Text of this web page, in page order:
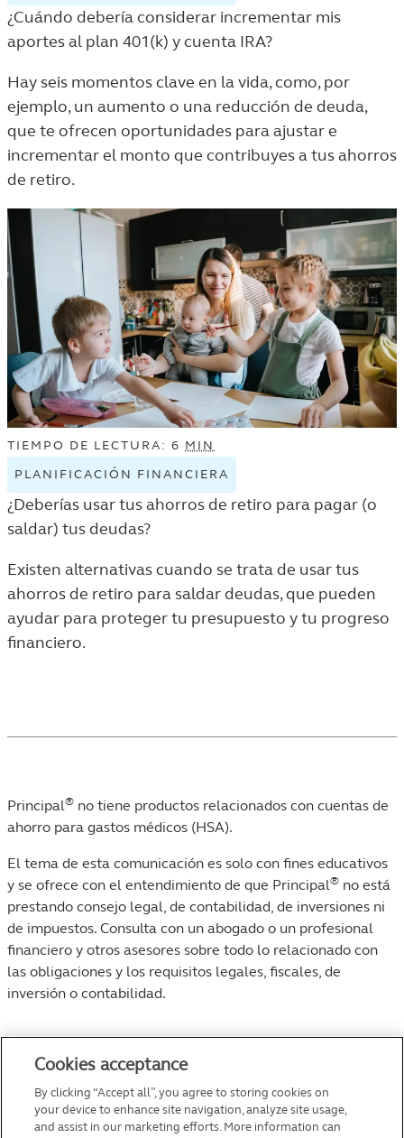
PLANIFICACIÓN
TAGGED
ARTICLES
THE
VIDA
Y
¿Cuándo debería considerar incrementar mis
aportes al plan 401(k) y cuenta IRA?
Hay seis momentos clave en la vida, como, por
ejemplo, un aumento o una reducción de deuda,
que te ofrecen oportunidades para ajustar e
incrementar el monto que contribuyes a tus ahorros
de retiro.
TIEMPO DE LECTURA: 6 MIN
PLANIFICACIÓN FINANCIERA
PLANIFICACIÓN
FINANCIERA
ARTICLES
THE
VIDA
¿Deberías usar tus ahorros de retiro para pagar (o
saldar) tus deudas?
Existen alternativas cuando se trata de usar tus
ahorros de retiro para saldar deudas, que pueden
ayudar para proteger tu presupuesto y tu progreso
financiero.
Principal® no tiene productos relacionados con cuentas de
ahorro para gastos médicos (HSA).
El tema de esta comunicación es solo con fines educativos
y se ofrece con el entendimiento de que Principal® no está
prestando consejo legal, de contabilidad, de inversiones ni
de impuestos. Consulta con un abogado o un profesional
financiero y otros asesores sobre todo lo relacionado con
las obligaciones y los requisitos legales, fiscales, de
inversión o contabilidad.
Mapa del sitioEnglish
800-986-3343
Comunícate con nosotros
Cookies acceptance
By clicking “Accept all”, you agree to storing cookies on
your device to enhance site navigation, analyze site usage,
and assist in our marketing efforts. More information can